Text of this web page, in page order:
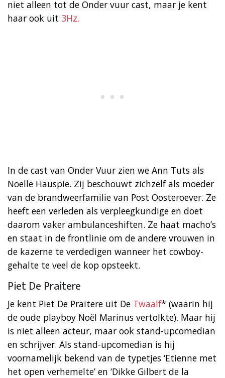
niet alleen tot de Onder vuur cast, maar je kent
haar ook uit 3Hz.
In de cast van Onder Vuur zien we Ann Tuts als
Noelle Hauspie. Zij beschouwt zichzelf als moeder
van de brandweerfamilie van Post Oosteroever. Ze
heeft een verleden als verpleegkundige en doet
daarom vaker ambulanceshiften. Ze haat macho’s
en staat in de frontlinie om de andere vrouwen in
de kazerne te verdedigen wanneer het cowboy-
gehalte te veel de kop opsteekt.
Piet De Praitere
Je kent Piet De Praitere uit De Twaalf* (waarin hij
de oude playboy Noël Marinus vertolkte). Maar hij
is niet alleen acteur, maar ook stand-upcomedian
en schrijver. Als stand-upcomedian is hij
voornamelijk bekend van de typetjes ‘Etienne met
het open verhemelte’ en ‘Dikke Gilbert de la